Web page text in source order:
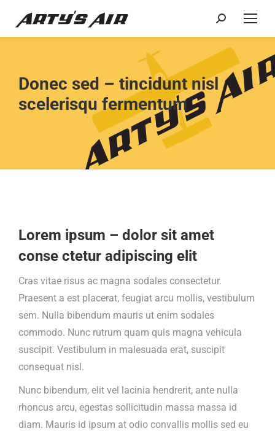
Donec sed – tincidunt nisl
scelerisqu fermentum
Lorem ipsum – dolor sit amet
conse ctetur adipiscing elit
Cras vitae risus ac magna sodales consectetur.
Praesent a est placerat, feugiat arcu mollis, vestibulum
sem. Nulla bibendum mauris ut enim sodales
commodo. Nunc rutrum quam quis magna vehicula
suscipit. Vestibulum in malesuada erat, suscipit
consequat nisl.
Nunc bibendum, elit vel lacinia hendrerit, ante nulla
rhoncus arcu, egestas sollicitudin massa massa id
diam. Mauris id ipsum at odio convallis mollis sed eu